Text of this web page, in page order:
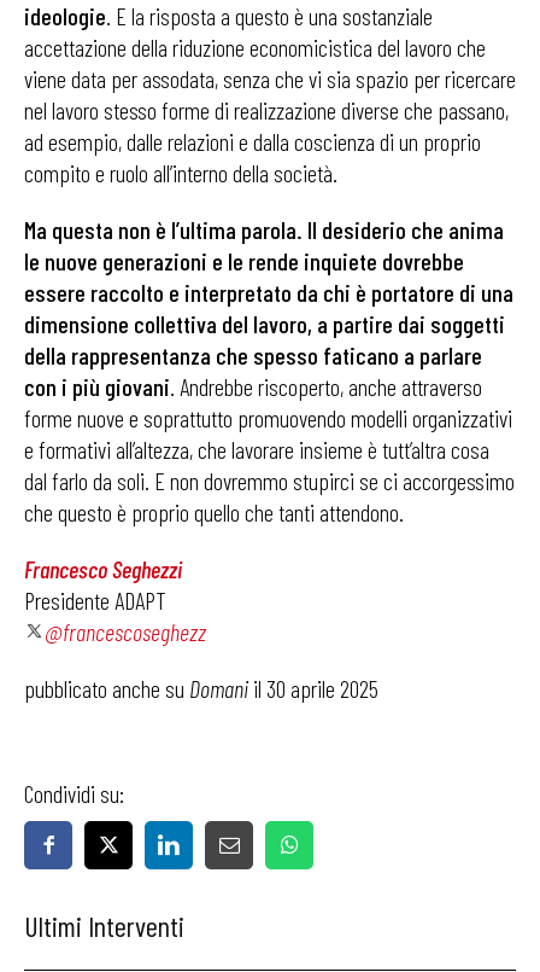
ideologie. E la risposta a questo è una sostanziale
accettazione della riduzione economicistica del lavoro che
viene data per assodata, senza che vi sia spazio per ricercare
nel lavoro stesso forme di realizzazione diverse che passano,
ad esempio, dalle relazioni e dalla coscienza di un proprio
compito e ruolo all’interno della società.
Ma questa non è l’ultima parola. Il desiderio che anima
le nuove generazioni e le rende inquiete dovrebbe
essere raccolto e interpretato da chi è portatore di una
dimensione collettiva del lavoro, a partire dai soggetti
della rappresentanza che spesso faticano a parlare
con i più giovani. Andrebbe riscoperto, anche attraverso
forme nuove e soprattutto promuovendo modelli organizzativi
e formativi all’altezza, che lavorare insieme è tutt’altra cosa
dal farlo da soli. E non dovremmo stupirci se ci accorgessimo
che questo è proprio quello che tanti attendono.
Francesco Seghezzi
Presidente ADAPT
@francescoseghezz
pubblicato anche su Domani il 30 aprile 2025
Condividi su:
Ultimi Interventi